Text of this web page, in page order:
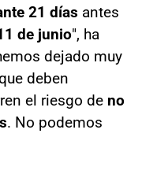
21 días antes
de junio", ha
dejado muy
deben
el riesgo de no
. No podemos